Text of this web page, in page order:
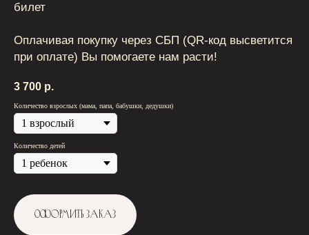
билет
Оплачивая покупку через СБП (QR-код высветится
при оплате) Вы помогаете нам расти!
3 700 р.
Количество взрослых (мама, папа, бабушки, дедушки)
Количество детей
Оформить заказ